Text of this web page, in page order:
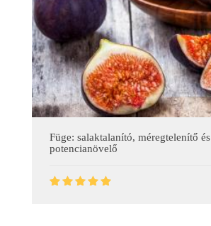
Füge: salaktalanító, méregtelenítő és
potencianövelő